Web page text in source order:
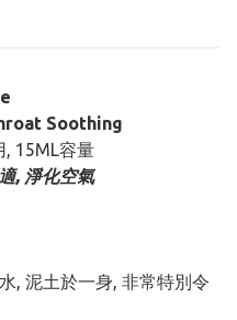
Soothing
, 15ML容量
, 淨化空氣
, 泥土於一身, 非常特別令